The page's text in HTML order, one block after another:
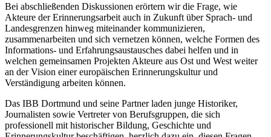
Bei abschließenden Diskussionen erörtern wir die Frage, wie
Akteure der Erinnerungsarbeit auch in Zukunft über Sprach- und
Landesgrenzen hinweg miteinander kommunizieren,
zusammenarbeiten und sich vernetzen können, welche Formen des
Informations- und Erfahrungsaustausches dabei helfen und in
welchen gemeinsamen Projekten Akteure aus Ost und West weiter
an der Vision einer europäischen Erinnerungskultur und
Verständigung arbeiten können.
Das IBB Dortmund und seine Partner laden junge Historiker,
Journalisten sowie Vertreter von Berufsgruppen, die sich
professionell mit historischer Bildung, Geschichte und